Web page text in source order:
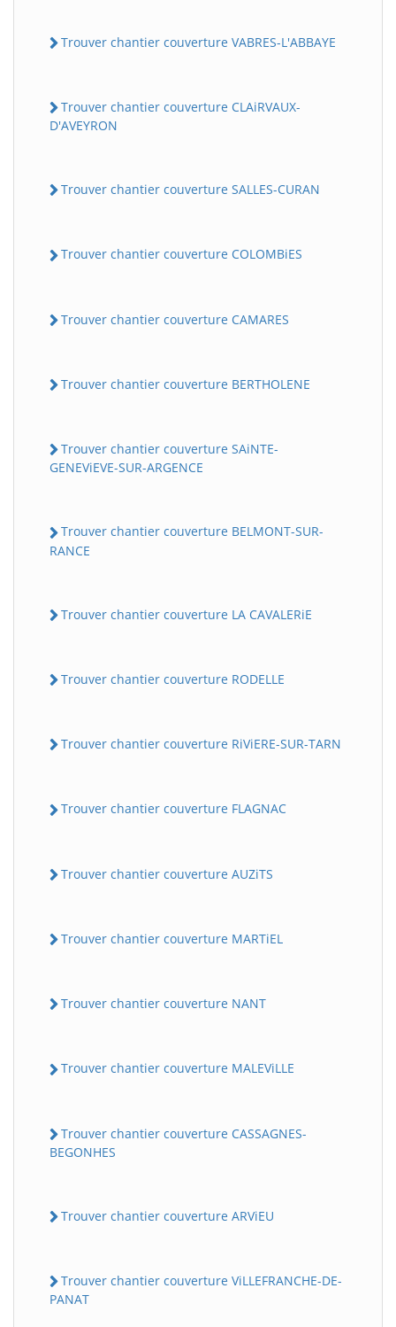
Trouver chantier couverture VABRES-L'ABBAYE
Trouver chantier couverture CLAiRVAUX-
D'AVEYRON
Trouver chantier couverture SALLES-CURAN
Trouver chantier couverture COLOMBiES
Trouver chantier couverture CAMARES
Trouver chantier couverture BERTHOLENE
Trouver chantier couverture SAiNTE-
GENEViEVE-SUR-ARGENCE
Trouver chantier couverture BELMONT-SUR-
RANCE
Trouver chantier couverture LA CAVALERiE
Trouver chantier couverture RODELLE
Trouver chantier couverture RiViERE-SUR-TARN
Trouver chantier couverture FLAGNAC
Trouver chantier couverture AUZiTS
Trouver chantier couverture MARTiEL
Trouver chantier couverture NANT
Trouver chantier couverture MALEViLLE
Trouver chantier couverture CASSAGNES-
BEGONHES
Trouver chantier couverture ARViEU
Trouver chantier couverture ViLLEFRANCHE-DE-
PANAT